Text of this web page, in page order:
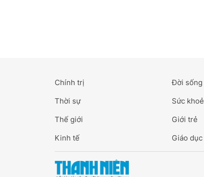
Chính trị
Thời sự
Thế giới
Kinh tế
Đời sống
Sức khoẻ
Giới trẻ
Giáo dục